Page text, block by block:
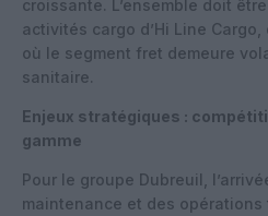
croissante. L’ensemble doit
activités cargo d’Hi Line
où le segment fret demeure
sanitaire.
Enjeux stratégiques :
gamme
Pour le groupe Dubreuil,
maintenance et des